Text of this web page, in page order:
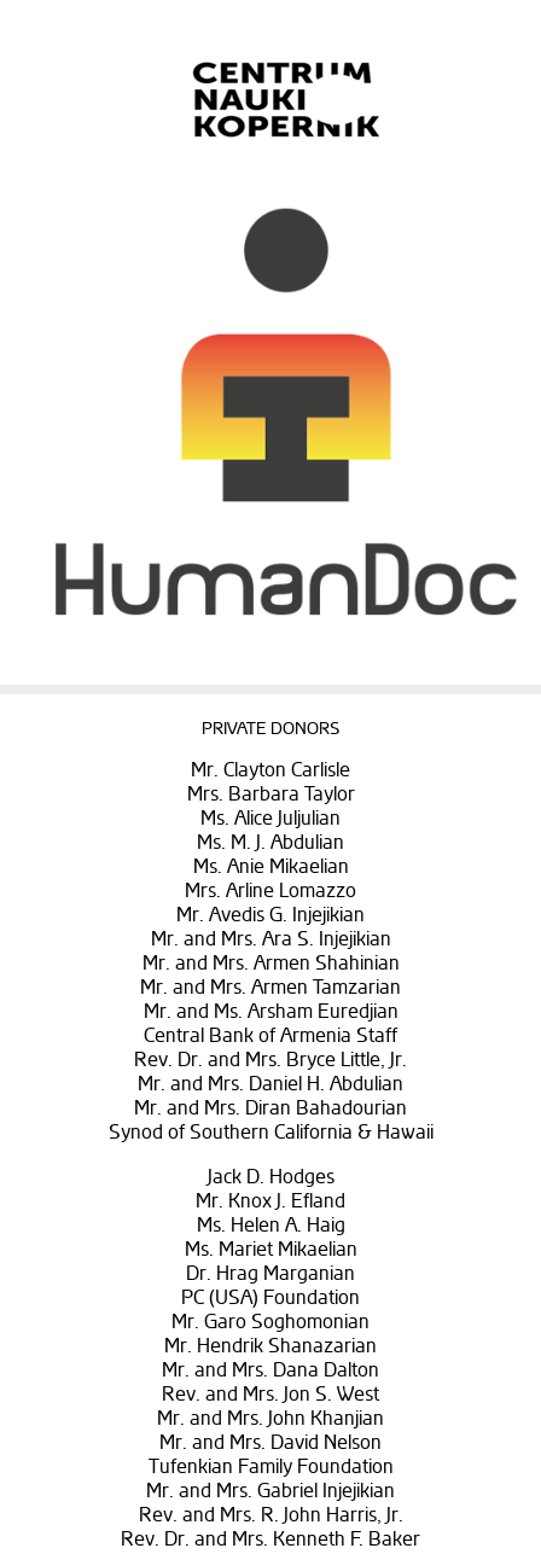
PRIVATE DONORS
Mr. Clayton Carlisle
Mrs. Barbara Taylor
Ms. Alice Juljulian
Ms. M. J. Abdulian
Ms. Anie Mikaelian
Mrs. Arline Lomazzo
Mr. Avedis G. Injejikian
Mr. and Mrs. Ara S. Injejikian
Mr. and Mrs. Armen Shahinian
Mr. and Mrs. Armen Tamzarian
Mr. and Ms. Arsham Euredjian
Central Bank of Armenia Staff
Rev. Dr. and Mrs. Bryce Little, Jr.
Mr. and Mrs. Daniel H. Abdulian
Mr. and Mrs. Diran Bahadourian
Synod of Southern California & Hawaii
Jack D. Hodges
Mr. Knox J. Efland
Ms. Helen A. Haig
Ms. Mariet Mikaelian
Dr. Hrag Marganian
PC (USA) Foundation
Mr. Garo Soghomonian
Mr. Hendrik Shanazarian
Mr. and Mrs. Dana Dalton
Rev. and Mrs. Jon S. West
Mr. and Mrs. John Khanjian
Mr. and Mrs. David Nelson
Tufenkian Family Foundation
Mr. and Mrs. Gabriel Injejikian
Rev. and Mrs. R. John Harris, Jr.
Rev. Dr. and Mrs. Kenneth F. Baker